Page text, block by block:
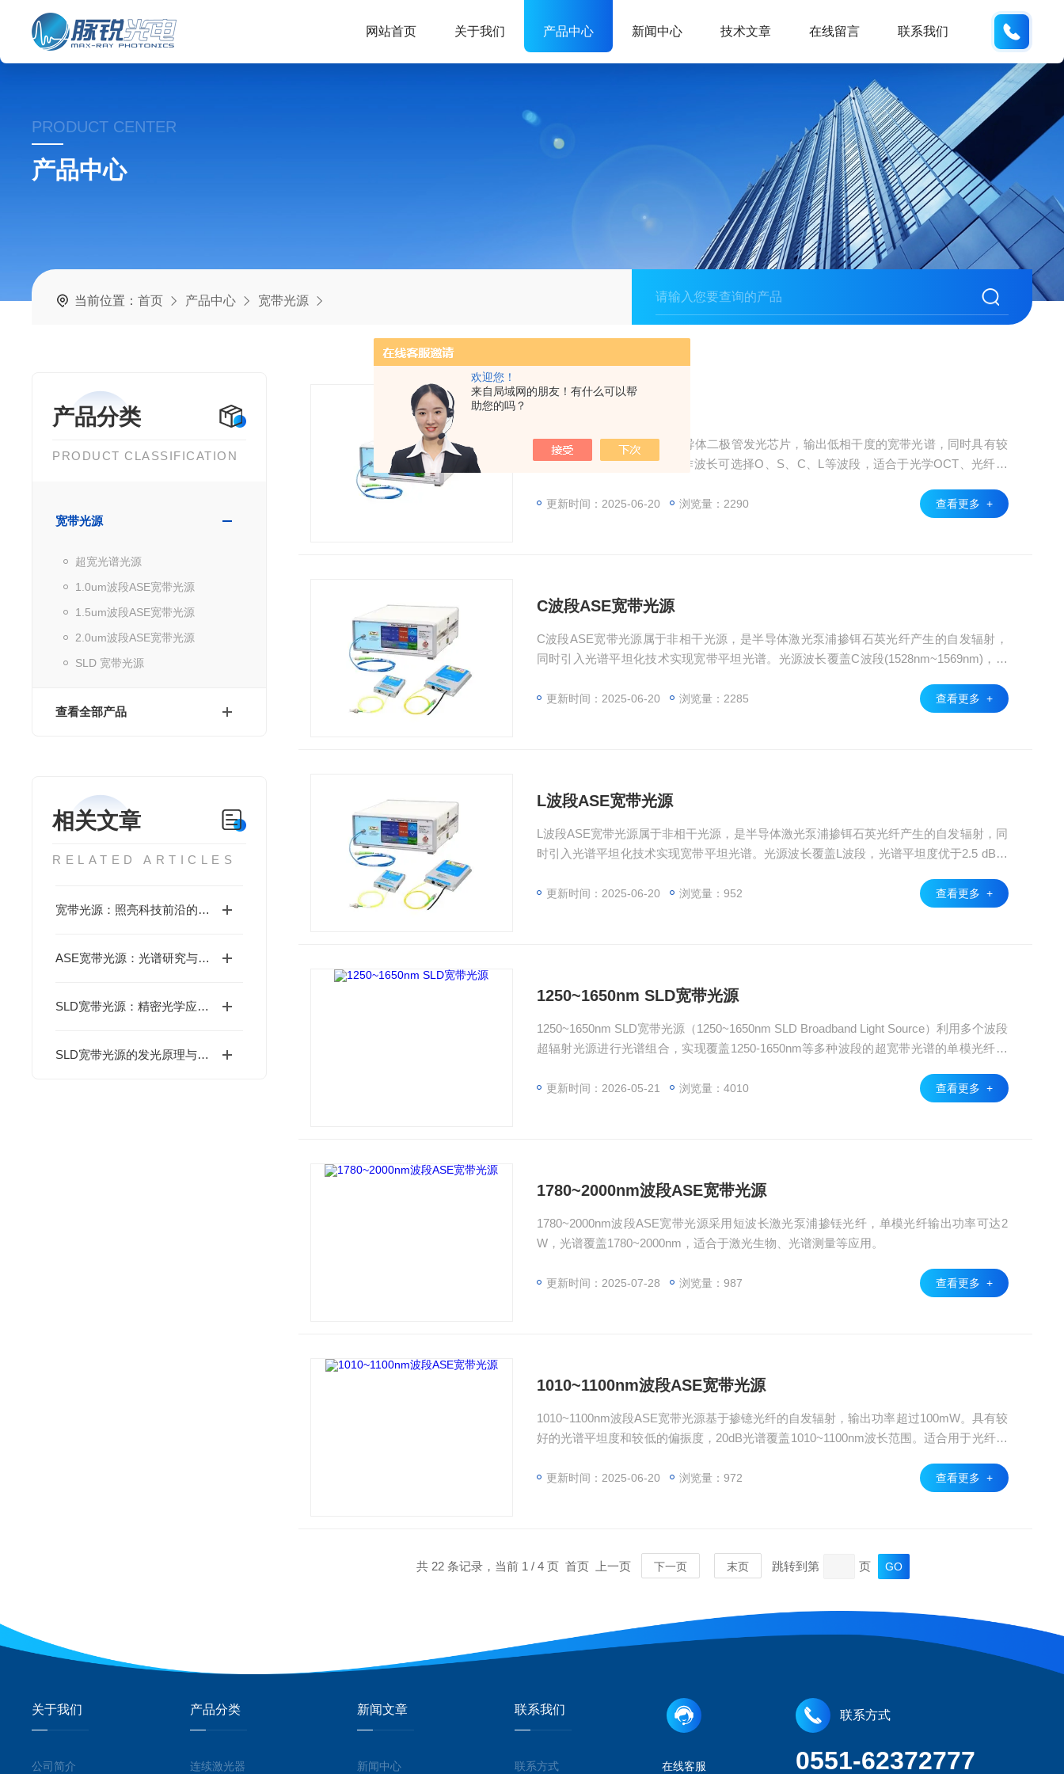
欢迎您！
来自局域网的朋友！有什么可以帮
助您的吗？
网站首页 关于我们 产品中心 新闻中心 技术文章 在线留言 联系我们
PRODUCT CENTER
产品中心
当前位置：首页 产品中心 宽带光源
产品分类
PRODUCT CLASSIFICATION
宽带光源
超宽光谱光源
1.0um波段ASE宽带光源
1.5um波段ASE宽带光源
2.0um波段ASE宽带光源
SLD 宽带光源
查看全部产品
相关文章
RELATED ARTICLES
宽带光源：照亮科技前沿的璀璨之光
ASE宽带光源：光谱研究与测试的万能之光
SLD宽带光源：精密光学应用的定制化之光
SLD宽带光源的发光原理与特性
SLD 宽带光源采用超辐射半导体二极管发光芯片，输出低相干度的宽带光谱，同时具有较
高的输出光功率谱密度，工作波长可选择O、S、C、L等波段，适合于光学OCT、光纤传
更新时间：2025-06-20 浏览量：2290 查看更多 +
C波段ASE宽带光源
C波段ASE宽带光源属于非相干光源，是半导体激光泵浦掺铒石英光纤产生的自发辐射，
同时引入光谱平坦化技术实现宽带平坦光谱。光源波长覆盖C波段(1528nm~1569nm)，光
适合于光纤传感等应用，可提供多种形式的封装。
更新时间：2025-06-20 浏览量：2285 查看更多 +
L波段ASE宽带光源
L波段ASE宽带光源属于非相干光源，是半导体激光泵浦掺铒石英光纤产生的自发辐射，同
时引入光谱平坦化技术实现宽带平坦光谱。光源波长覆盖L波段，光谱平坦度优于2.5 dB，
更新时间：2025-06-20 浏览量：952 查看更多 +
1250~1650nm SLD宽带光源
1250~1650nm SLD宽带光源（1250~1650nm SLD Broadband Light Source）利用多个波段
超辐射光源进行光谱组合，实现覆盖1250-1650nm等多种波段的超宽带光谱的单模光纤输
更新时间：2026-05-21 浏览量：4010 查看更多 +
1780~2000nm波段ASE宽带光源
1780~2000nm波段ASE宽带光源采用短波长激光泵浦掺铥光纤，单模光纤输出功率可达2
W，光谱覆盖1780~2000nm，适合于激光生物、光谱测量等应用。
更新时间：2025-07-28 浏览量：987 查看更多 +
1010~1100nm波段ASE宽带光源
1010~1100nm波段ASE宽带光源基于掺镱光纤的自发辐射，输出功率超过100mW。具有较
好的光谱平坦度和较低的偏振度，20dB光谱覆盖1010~1100nm波长范围。适合用于光纤器
更新时间：2025-06-20 浏览量：972 查看更多 +
共 22 条记录，当前 1 / 4 页 首页 上一页 下一页 末页 跳转到第 页
关于我们
公司简介
产品分类
连续激光器
新闻文章
新闻中心
联系我们
联系方式 在线客服
联系方式
0551-62372777